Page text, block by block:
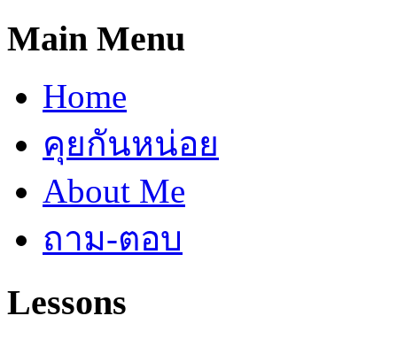
Main Menu
Home
คุยกันหน่อย
About Me
ถาม-ตอบ
Lessons